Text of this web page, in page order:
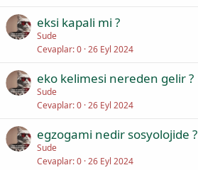
eksi kapali mi ?
Sude
Cevaplar 0 26 Eyl 2024
eko kelimesi nereden gelir ?
Sude
Cevaplar 0 26 Eyl 2024
egzogami nedir sosyolojide ?
Sude
Cevaplar 0 26 Eyl 2024